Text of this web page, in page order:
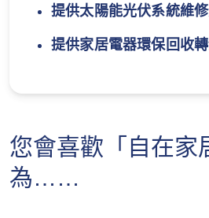
提供太陽能光伏系統維
提供家居電器環保回收
您會喜歡「自在家
為……​​